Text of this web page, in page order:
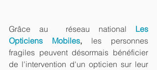
Grâce au  réseau national Les
Opticiens Mobiles, les personnes
fragiles peuvent désormais bénéficier
de l'intervention d'un opticien sur leur